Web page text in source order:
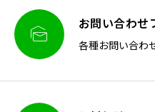
 お問い合わせ
各種お問い合わ